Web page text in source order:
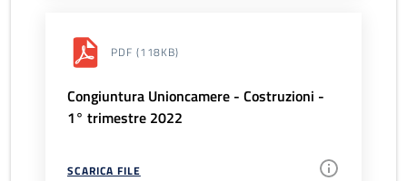
PDF (118KB)
Congiuntura Unioncamere - Costruzioni -
1° trimestre 2022
SCARICA FILE